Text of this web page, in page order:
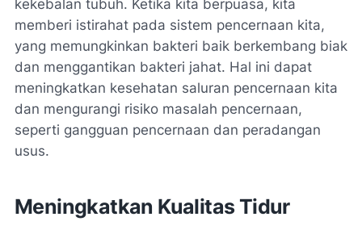
kekebalan tubuh. Ketika kita berpuasa, kita
memberi istirahat pada sistem pencernaan kita,
yang memungkinkan bakteri baik berkembang biak
dan menggantikan bakteri jahat. Hal ini dapat
meningkatkan kesehatan saluran pencernaan kita
dan mengurangi risiko masalah pencernaan,
seperti gangguan pencernaan dan peradangan
usus.
Meningkatkan Kualitas Tidur